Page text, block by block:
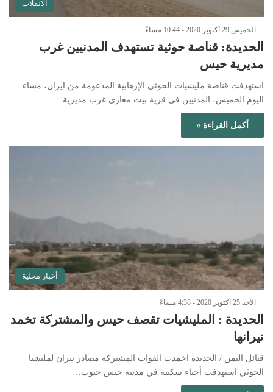
الانقلاب
الخميس 29 أكتوبر 2020 - 10:44 مساءً
الحديدة: قناصة حوثية تستهدف المدنيين غرب
مديرية حيس
استهدفت قناصة مليشيات الحوثي الإرهابية المدعومة من ايران، مساء
اليوم الخميس، المدنيين في قرية بيت مغاري غرب مديرية…
أكمل القراءة »
أخبار محلية
الأحد 25 أكتوبر 2020 - 4:38 مساءً
الحديدة : المليشيات تقصف حيس والمشتركة تخمد
نيرانها
قبائل اليمن / الحديدة اخمدت القوات المشتركة مصادر نيران لمليشيا
الحوثي استهدفت أحياء سكنية في مدينة حيس جنوب…